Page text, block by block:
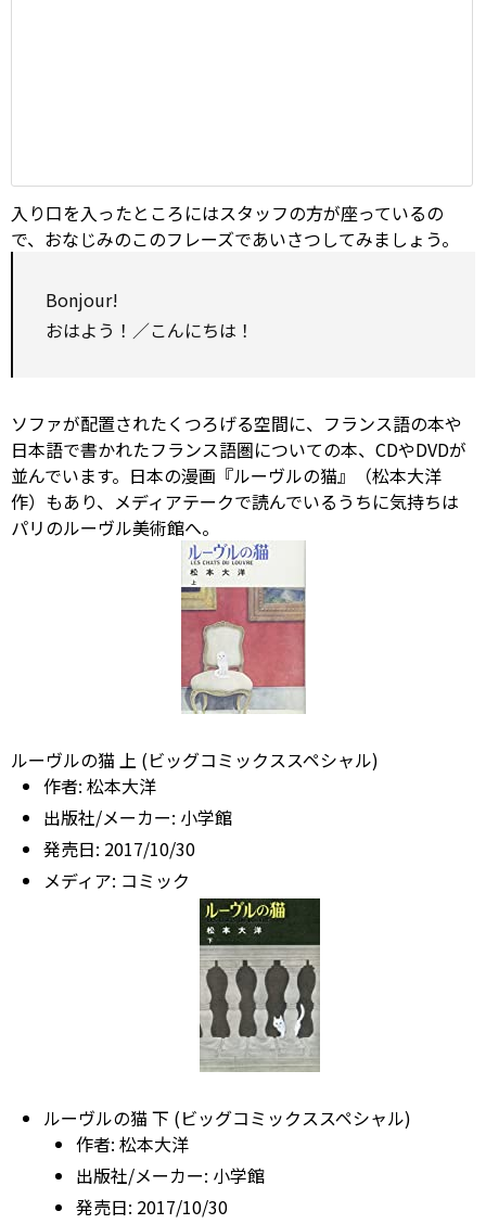
入り口を入ったところにはスタッフの方が座っているの
で、おなじみのこのフレーズであいさつしてみましょう。
Bonjour!
おはよう！／こんにちは！
ソファが配置されたくつろげる空間に、フランス語の本や
日本語で書かれたフランス語圏についての本、CDやDVDが
並んでいます。日本の漫画『ルーヴルの猫』（松本大洋
作）もあり、メディアテークで読んでいるうちに気持ちは
パリのルーヴル美術館へ。
ルーヴルの猫 上 (ビッグコミックススペシャル)
作者: 松本大洋
出版社/メーカー: 小学館
発売日: 2017/10/30
メディア: コミック
ルーヴルの猫 下 (ビッグコミックススペシャル)
作者: 松本大洋
出版社/メーカー: 小学館
発売日: 2017/10/30